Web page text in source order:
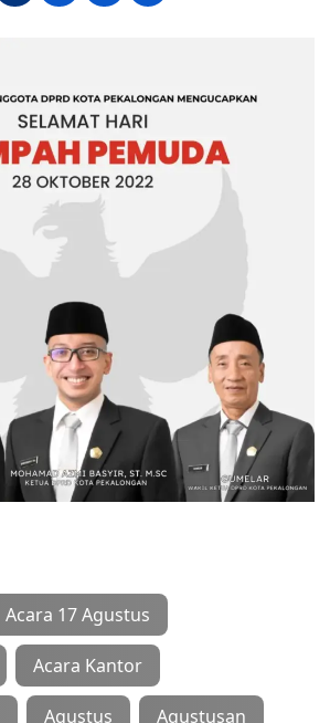
Acara 17 Agustus
Acara Kantor
Agustus Agustusan